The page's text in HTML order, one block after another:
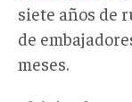
siete años de
de
meses.